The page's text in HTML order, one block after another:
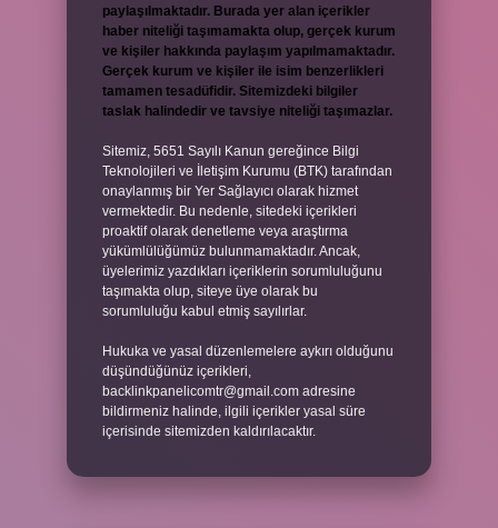
paylaşılmaktadır. Burada yer alan içerikler
haber niteliği taşımamakta olup, gerçek kurum
ve kişiler hakkında paylaşım yapılmamaktadır.
Gerçek kurum ve kişiler ile isim benzerlikleri
tamamen tesadüfidir. Sitemizdeki bilgiler
taslak halindedir ve tavsiye niteliği taşımazlar.
Sitemiz, 5651 Sayılı Kanun gereğince Bilgi
Teknolojileri ve İletişim Kurumu (BTK) tarafından
onaylanmış bir Yer Sağlayıcı olarak hizmet
vermektedir. Bu nedenle, sitedeki içerikleri
proaktif olarak denetleme veya araştırma
yükümlülüğümüz bulunmamaktadır. Ancak,
üyelerimiz yazdıkları içeriklerin sorumluluğunu
taşımakta olup, siteye üye olarak bu
sorumluluğu kabul etmiş sayılırlar.
Hukuka ve yasal düzenlemelere aykırı olduğunu
düşündüğünüz içerikleri,
backlinkpanelicomtr@gmail.com adresine
bildirmeniz halinde, ilgili içerikler yasal süre
içerisinde sitemizden kaldırılacaktır.